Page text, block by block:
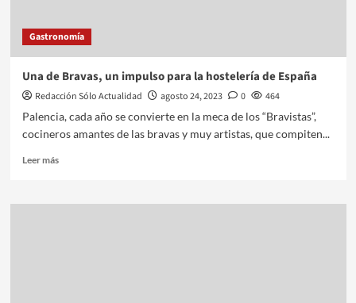
Gastronomía
Una de Bravas, un impulso para la hostelería de España
Redacción Sólo Actualidad agosto 24, 2023 0
464
Palencia, cada año se convierte en la meca de los “Bravistas”,
cocineros amantes de las bravas y muy artistas, que compiten...
Leer más